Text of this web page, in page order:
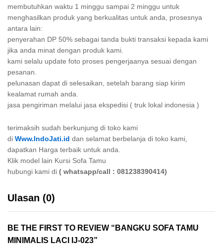
membutuhkan waktu 1 minggu sampai 2 minggu untuk
menghasilkan produk yang berkualitas untuk anda, prosesnya
antara lain:
penyerahan DP 50% sebagai tanda bukti transaksi kepada kami
jika anda minat dengan produk kami.
kami selalu update foto proses pengerjaanya sesuai dengan
pesanan.
pelunasan dapat di selesaikan, setelah barang siap kirim
kealamat rumah anda.
jasa pengiriman melalui jasa ekspedisi ( truk lokal indonesia )
terimaksih sudah berkunjung di toko kami
di Www.IndoJati.id dan selamat berbelanja di toko kami,
dapatkan Harga terbaik untuk anda.
Klik model lain Kursi Sofa Tamu
hubungi kami di ( whatsapp/call : 081238390414)
Ulasan (0)
BE THE FIRST TO REVIEW “BANGKU SOFA TAMU
MINIMALIS LACI IJ-023”